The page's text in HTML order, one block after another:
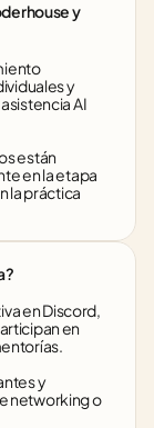
y
y
AI
están
en la etapa
la práctica
en Discord,
en
y
networking o